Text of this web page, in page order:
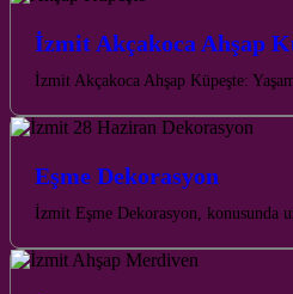
İzmit Akçakoca Ahşap
İzmit Akçakoca Ahşap Küpeşte:
Eşme Dekorasyon
İzmit Eşme Dekorasyon, konusunda